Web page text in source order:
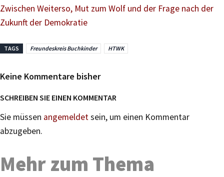
Zwischen Weiterso, Mut zum Wolf und der Frage nach der
Zukunft der Demokratie
TAGS Freundeskreis Buchkinder HTWK
Keine Kommentare bisher
SCHREIBEN SIE EINEN KOMMENTAR
Sie müssen angemeldetsein, um einen Kommentar
abzugeben.
Mehr zum Thema